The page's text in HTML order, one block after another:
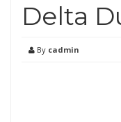
Delta
By cadmin